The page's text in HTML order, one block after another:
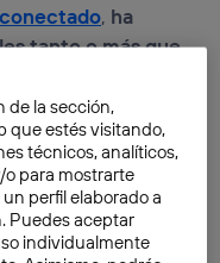
, ha
tanto o más que
busca metales
a los que
en clase.
a EE. UU. y China
de la sección,
que estés visitando,
técnicos, analíticos,
o para mostrarte
perfil elaborado a
Puedes aceptar
individualmente